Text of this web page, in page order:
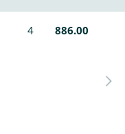
4 886.00